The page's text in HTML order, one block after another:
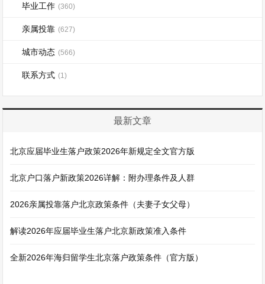
毕业工作 (360)
亲属投靠 (627)
城市动态 (566)
联系方式 (1)
最新文章
北京应届毕业生落户政策2026年新规定全文官方版
北京户口落户新政策2026详解：附办理条件及人群
2026亲属投靠落户北京政策条件（夫妻子女父母）
解读2026年应届毕业生落户北京新政策准入条件
全新2026年海归留学生北京落户政策条件（官方版）